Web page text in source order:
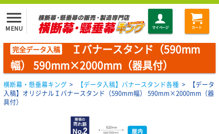
menu
MENU マイページ カート
完全データ入稿
Ｉバナースタンド（590mm
幅） 590mm×2000mm（器具付）
横断幕・懸垂幕キング > 【データ入稿】バナースタンド各種 >
【データ
入稿】オリジナルＩバナースタンド（590mm幅） 590mm×2000mm（器
具付）